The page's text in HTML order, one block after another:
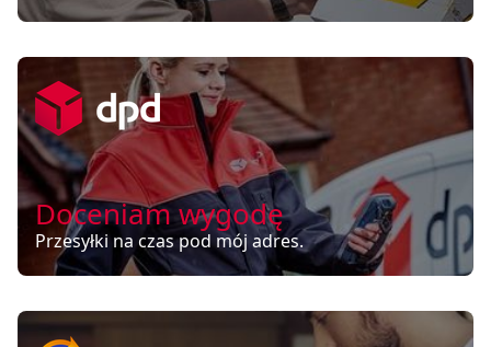
Doceniam wygodę
Przesyłki na czas pod mój adres.